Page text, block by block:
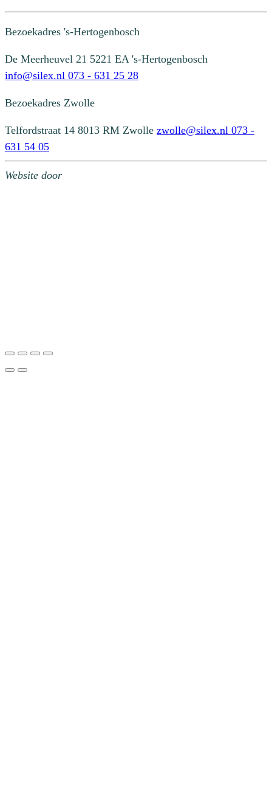
Bezoekadres 's-Hertogenbosch
De Meerheuvel 21 5221 EA 's-Hertogenbosch
info@silex.nl 073 - 631 25 28
Bezoekadres Zwolle
Telfordstraat 14 8013 RM Zwolle zwolle@silex.nl 073 -
631 54 05
Website door